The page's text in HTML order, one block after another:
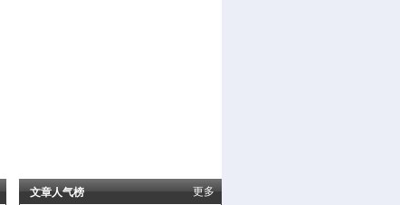
文章人气榜 更多